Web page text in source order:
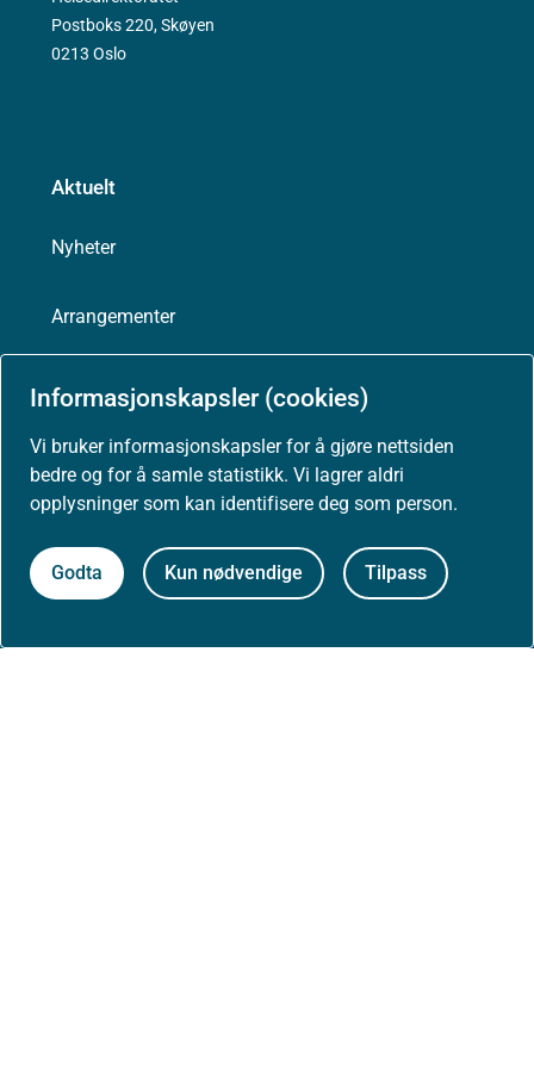
Informasjonskapsler (cookies)
Vi bruker informasjonskapsler for å gjøre nettsiden
bedre og for å samle statistikk. Vi lagrer aldri
opplysninger som kan identifisere deg som person.
Godta Kun nødvendige Tilpass
Postboks 220, Skøyen
0213 Oslo
Aktuelt
Nyheter
Arrangementer
Høringer
Presse
Om nettstedet
Personvernerklæring